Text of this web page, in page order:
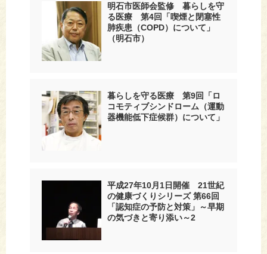
明石市医師会監修 暮らしを守
る医療 第4回「喫煙と閉塞性
肺疾患（COPD）について」
（明石市）
暮らしを守る医療 第9回「ロ
コモティブシンドローム（運動
器機能低下症候群）について」
平成27年10月1日開催 21世紀
の健康づくりシリーズ 第66回
「認知症の予防と対策」～早期
の気づきと寄り添い～2